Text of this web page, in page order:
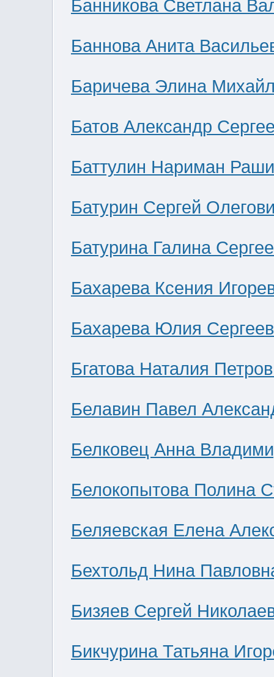
Банникова Светлана
Баннова Анита
Баричева Элина
Батов Александр
Баттулин Нариман
Батурин Сергей
Батурина Галина
Бахарева Ксения
Бахарева Юлия
Бгатова Наталия
Белавин Павел
Белковец Анна
Белокопытова Полина
Беляевская Елена
Бехтольд Нина
Бизяев Сергей
Бикчурина Татьяна